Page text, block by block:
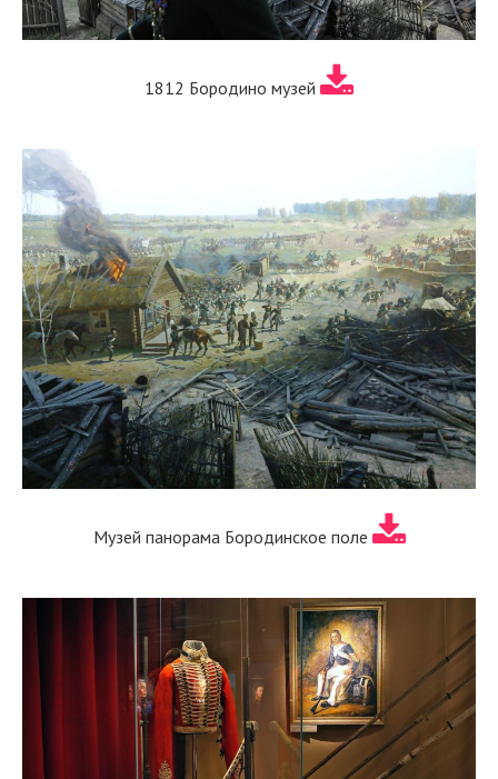
1812 Бородино музей
Музей панорама Бородинское поле